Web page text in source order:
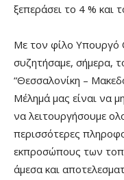
ξεπεράσει το 4 %
Με τον φίλο Υπουργό
συζητήσαμε, σήμερα,
“Θεσσαλονίκη –
Μέλημά μας είναι να
να λειτουργήσουμε
περισσότερες
εκπροσώπους των
άμεσα και